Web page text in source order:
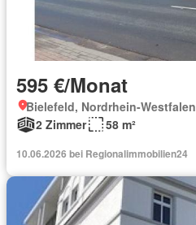
595 €/Monat
Bielefeld, Nordrhein-Westfalen
2 Zimmer
58 m²
10.06.2026 bei Regionalimmobilien24